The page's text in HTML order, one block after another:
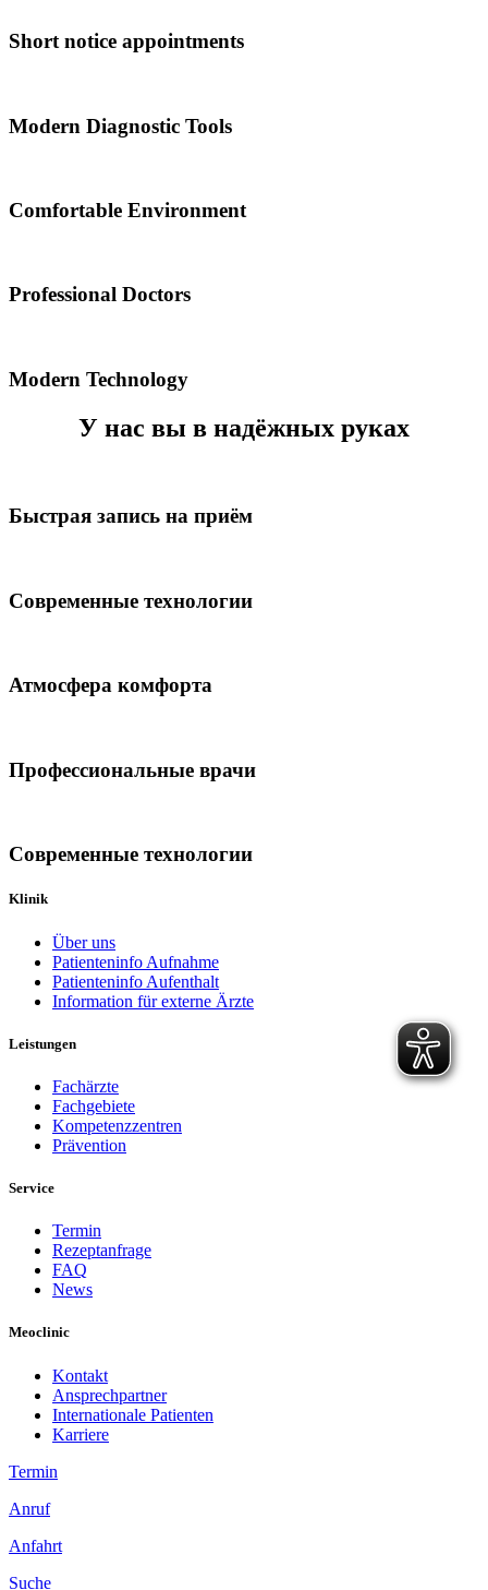
Short notice appointments
Modern Diagnostic Tools
Comfortable Environment
Professional Doctors
Modern Technology
У нас вы в надёжных руках
Быстрая запись на приём
Современные технологии
Атмосфера комфорта
Профессиональные врачи
Современные технологии
Klinik
Über uns
Patienteninfo Aufnahme
Patienteninfo Aufenthalt
Information für externe Ärzte
Leistungen
Fachärzte
Fachgebiete
Kompetenzzentren
Prävention
Service
Termin
Rezeptanfrage
FAQ
News
Meoclinic
Kontakt
Ansprechpartner
Internationale Patienten
Karriere
Termin
Anruf
Anfahrt
Suche